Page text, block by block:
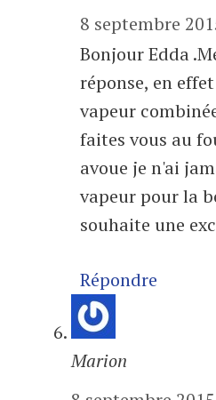
8 septembre
Bonjour Edda
réponse, en
vapeur
faites vous au
avoue je n'ai
vapeur pour la
souhaite une
Répondre
Marion